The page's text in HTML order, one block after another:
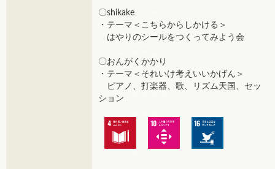
〇shikake
・テーマ＜こちらからしかける＞
はやりのシールをつくってみよう会
〇おんがくかかり
・テーマ＜それいけ考えいいかげん＞
ピアノ、打楽器、歌、リズム天国、セッ
ション